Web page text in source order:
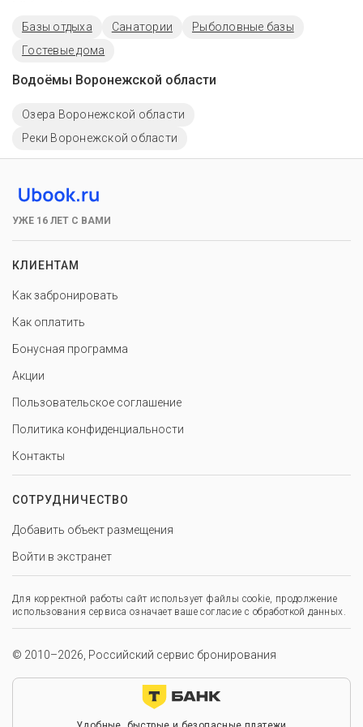
Базы отдыха Санатории
Рыболовные базы
Гостевые дома
Водоёмы Воронежской области
Озера Воронежской области
Реки Воронежской области
УЖЕ 16 ЛЕТ С ВАМИ
КЛИЕНТАМ
Как забронировать
Как оплатить
Бонусная программа
Акции
Пользовательское соглашение
Политика конфиденциальности
Контакты
СОТРУДНИЧЕСТВО
Добавить объект размещения
Войти в экстранет
Для корректной работы сайт использует файлы cookie, продолжение
использования сервиса означает ваше согласие с обработкой данных.
© 2010–2026, Российский сервис бронирования